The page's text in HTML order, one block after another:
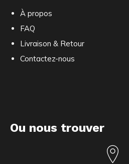
À propos
FAQ
Livraison & Retour
Contactez-nous
Ou nous trouver